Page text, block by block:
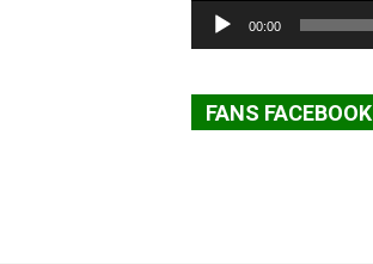
00:00
FANS FACEBOOK